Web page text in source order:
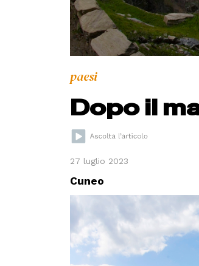
paesi
Dopo il
27 luglio 2023
Cuneo